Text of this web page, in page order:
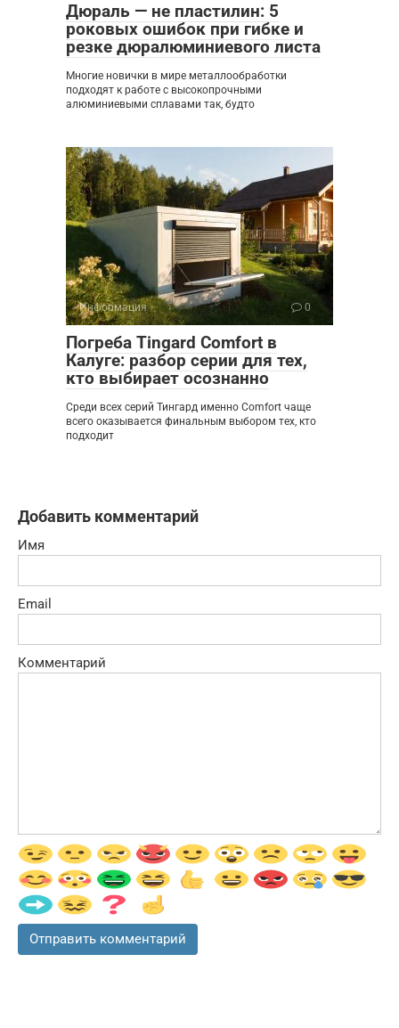
Дюраль — не пластилин: 5
роковых ошибок при гибке и
резке дюралюминиевого листа
Многие новички в мире металлообработки
подходят к работе с высокопрочными
алюминиевыми сплавами так, будто
Информация 0
Погреба Tingard Comfort в
Калуге: разбор серии для тех,
кто выбирает осознанно
Среди всех серий Тингард именно Comfort чаще
всего оказывается финальным выбором тех, кто
подходит
Добавить комментарий
Имя
Email
Комментарий